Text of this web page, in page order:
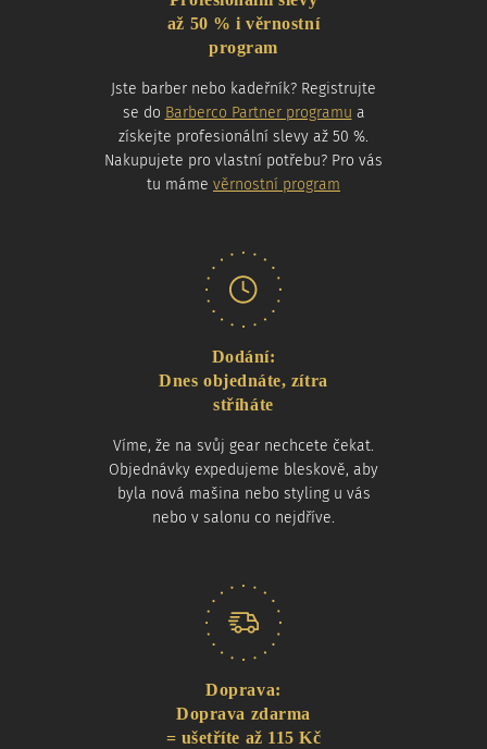
až 50 % i věrnostní
program
Jste barber nebo kadeřník? Registrujte
se do Barberco Partner programu a
získejte profesionální slevy až 50 %.
Nakupujete pro vlastní potřebu? Pro vás
tu máme věrnostní program
Dodání:
Dnes objednáte, zítra
stříháte
Víme, že na svůj gear nechcete čekat.
Objednávky expedujeme bleskově, aby
byla nová mašina nebo styling u vás
nebo v salonu co nejdříve.
Doprava:
Doprava zdarma
= ušetříte až 115 Kč